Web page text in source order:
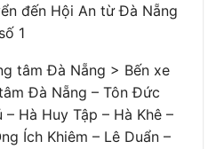
đến Hội An từ Đà Nẵng
1
tâm Đà Nẵng > Bến xe
Đà Nẵng – Tôn Đức
Hà Huy Tập – Hà Khê –
Ích Khiêm – Lê Duẩn –